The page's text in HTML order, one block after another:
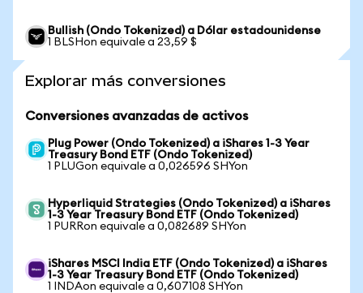
Bullish (Ondo Tokenized) a Dólar estadounidense
1 BLSHon equivale a 23,59 $
Explorar más conversiones
Conversiones avanzadas de activos
Plug Power (Ondo Tokenized) a iShares 1-3 Year
Treasury Bond ETF (Ondo Tokenized)
1 PLUGon equivale a 0,026596 SHYon
Hyperliquid Strategies (Ondo Tokenized) a iShares
1-3 Year Treasury Bond ETF (Ondo Tokenized)
1 PURRon equivale a 0,082689 SHYon
iShares MSCI India ETF (Ondo Tokenized) a iShares
1-3 Year Treasury Bond ETF (Ondo Tokenized)
1 INDAon equivale a 0,607108 SHYon